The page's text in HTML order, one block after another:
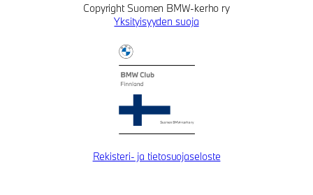
Copyright Suomen BMW-kerho ry
Yksityisyyden suoja
Rekisteri- ja tietosuojaseloste